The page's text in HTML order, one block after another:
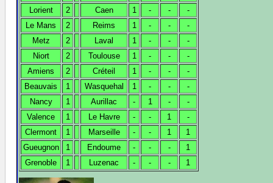
Lorient
2 Caen 1 - -
-
Le Mans
2 Reims 1 - -
-
Metz
2 Laval 1 - -
-
Niort
2 Toulouse 1 - -
-
Amiens
2 Créteil 1 - -
-
Beauvais
1 Wasquehal 1 - -
-
Nancy
1 Aurillac - 1 -
-
Valence
1 Le Havre - - 1
-
Clermont
1 Marseille - - 1
1
Gueugnon
1 Endoume - - -
1
Grenoble
1 Luzenac - - - 1